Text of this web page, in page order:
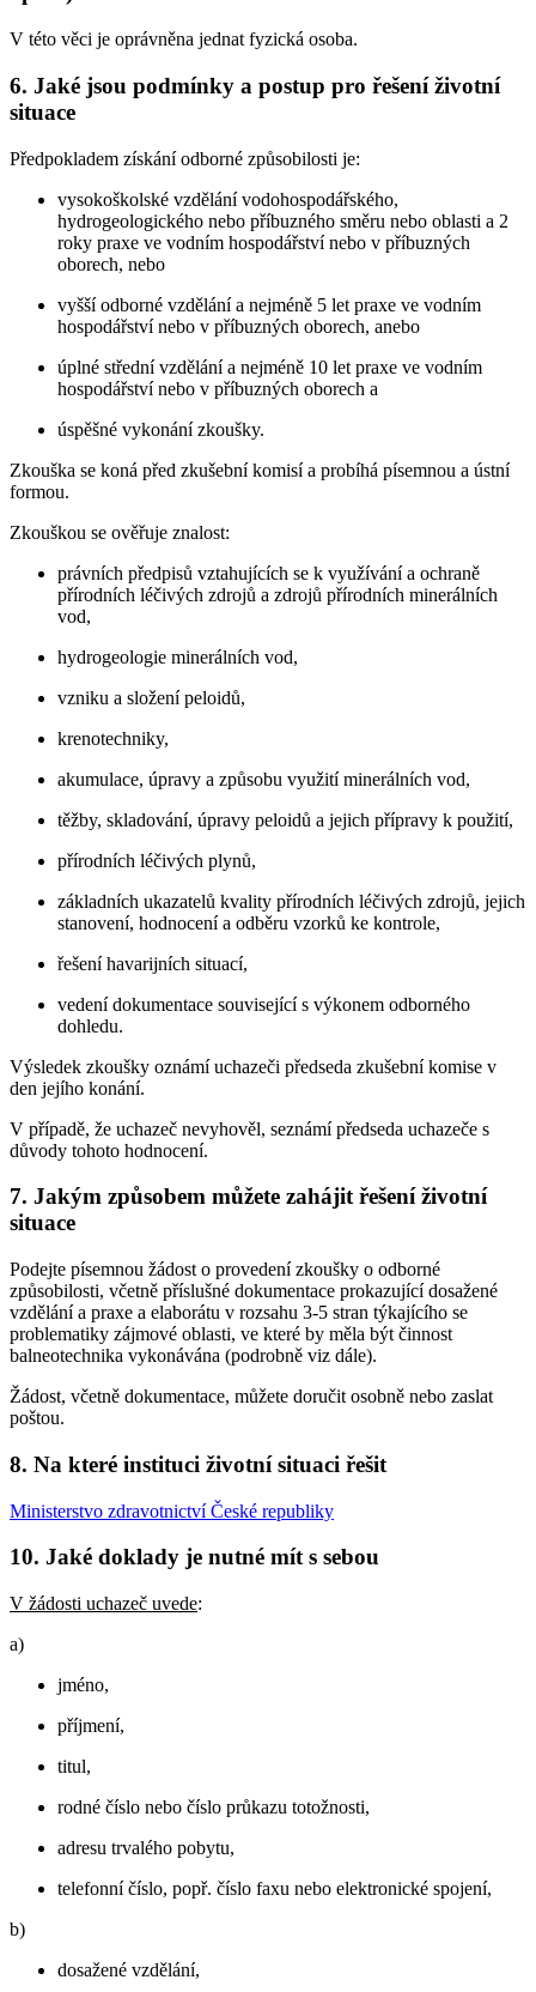
V této věci je oprávněna jednat fyzická osoba.
6. Jaké jsou podmínky a postup pro řešení životní
situace
Předpokladem získání odborné způsobilosti je:
vysokoškolské vzdělání vodohospodářského,
hydrogeologického nebo příbuzného směru nebo oblasti a 2
roky praxe ve vodním hospodářství nebo v příbuzných
oborech, nebo
vyšší odborné vzdělání a nejméně 5 let praxe ve vodním
hospodářství nebo v příbuzných oborech, anebo
úplné střední vzdělání a nejméně 10 let praxe ve vodním
hospodářství nebo v příbuzných oborech a
úspěšné vykonání zkoušky.
Zkouška se koná před zkušební komisí a probíhá písemnou a ústní
formou.
Zkouškou se ověřuje znalost:
právních předpisů vztahujících se k využívání a ochraně
přírodních léčivých zdrojů a zdrojů přírodních minerálních
vod,
hydrogeologie minerálních vod,
vzniku a složení peloidů,
krenotechniky,
akumulace, úpravy a způsobu využití minerálních vod,
těžby, skladování, úpravy peloidů a jejich přípravy k použití,
přírodních léčivých plynů,
základních ukazatelů kvality přírodních léčivých zdrojů, jejich
stanovení, hodnocení a odběru vzorků ke kontrole,
řešení havarijních situací,
vedení dokumentace související s výkonem odborného
dohledu.
Výsledek zkoušky oznámí uchazeči předseda zkušební komise v
den jejího konání.
V případě, že uchazeč nevyhověl, seznámí předseda uchazeče s
důvody tohoto hodnocení.
7. Jakým způsobem můžete zahájit řešení životní
situace
Podejte písemnou žádost o provedení zkoušky o odborné
způsobilosti, včetně příslušné dokumentace prokazující dosažené
vzdělání a praxe a elaborátu v rozsahu 3-5 stran týkajícího se
problematiky zájmové oblasti, ve které by měla být činnost
balneotechnika vykonávána (podrobně viz dále).
Žádost, včetně dokumentace, můžete doručit osobně nebo zaslat
poštou.
8. Na které instituci životní situaci řešit
Ministerstvo zdravotnictví České republiky
10. Jaké doklady je nutné mít s sebou
V žádosti uchazeč uvede:
a)
jméno,
příjmení,
titul,
rodné číslo nebo číslo průkazu totožnosti,
adresu trvalého pobytu,
telefonní číslo, popř. číslo faxu nebo elektronické spojení,
b)
dosažené vzdělání,